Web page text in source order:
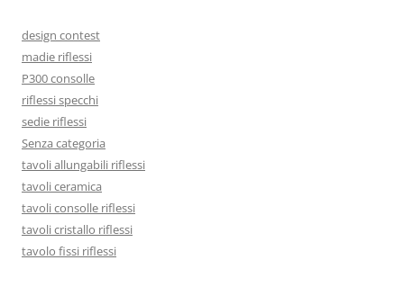
design contest
madie riflessi
P300 consolle
riflessi specchi
sedie riflessi
Senza categoria
tavoli allungabili riflessi
tavoli ceramica
tavoli consolle riflessi
tavoli cristallo riflessi
tavolo fissi riflessi